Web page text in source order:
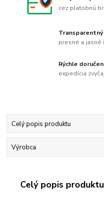
cez platobnú
Transparentný
presné a jasné
Rýchle
expedícia
Celý popis produktu
Výrobca
Celý popis produktu